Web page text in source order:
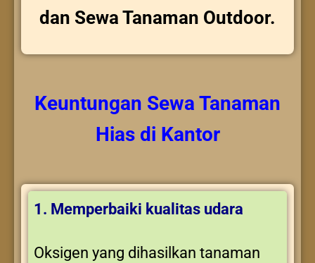
dan Sewa Tanaman Outdoor.
Keuntungan Sewa Tanaman
Hiasdi Kantor
1. Memperbaiki kualitas udara
Oksigen yang dihasilkan tanaman